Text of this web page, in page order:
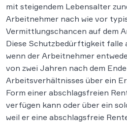
mit steigendem Lebensalter
Arbeitnehmer nach wie vor
Vermittlungschancen auf dem
Diese Schutzbedürftigkeit falle
wenn der Arbeitnehmer
von zwei Jahren nach dem
Arbeitsverhältnisses über ein
Form einer abschlagsfreien
verfügen kann oder über ein
weil er eine abschlagsfreie